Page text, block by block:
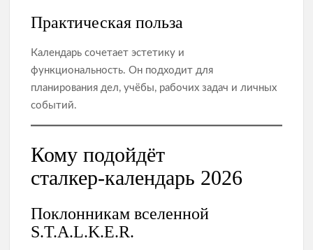
Практическая польза
Календарь сочетает эстетику и
функциональность. Он подходит для
планирования дел, учёбы, рабочих задач и личных
событий.
Кому подойдёт
сталкер‑календарь 2026
Поклонникам вселенной
S.T.A.L.K.E.R.